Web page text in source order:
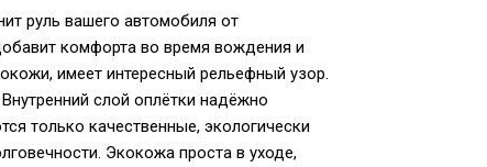
руль вашего автомобиля от
комфорта во время вождения и
имеет интересный рельефный узор.
слой оплётки надёжно
только качественные, экологически
Экокожа проста в уходе,